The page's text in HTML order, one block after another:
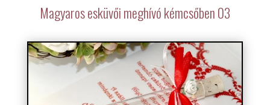
Magyaros esküvői meghívó kémcsőben 03